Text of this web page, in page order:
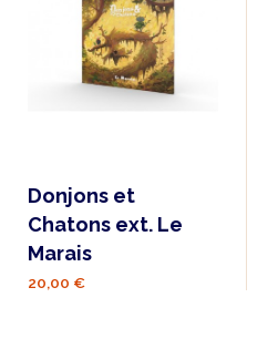
Donjons et
Chatons ext. Le
Marais
20,00 €